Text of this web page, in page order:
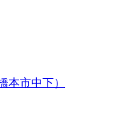
本市中下）